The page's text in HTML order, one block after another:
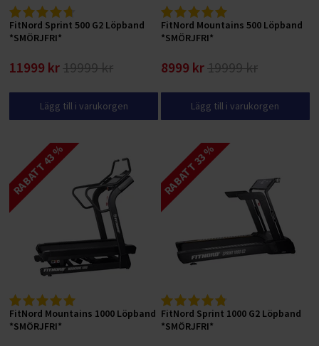
FitNord Sprint 500 G2 Löpband
*SMÖRJFRI*
11999 kr 19999 kr
Lägg till i varukorgen
FitNord Mountains 500 Löpband
*SMÖRJFRI*
8999 kr19999 kr
Lägg till i varukorgen
RABATT 43 %
FitNord Mountains 1000 Löpband
*SMÖRJFRI*
RABATT 33 %
FitNord Sprint 1000 G2 Löpband
*SMÖRJFRI*